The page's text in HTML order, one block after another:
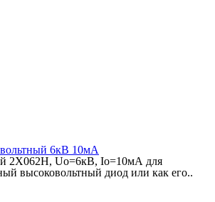
6кВ 10мА
2X062H, Uo=6кВ, Io=10мА для
высоковольтный диод или как его..